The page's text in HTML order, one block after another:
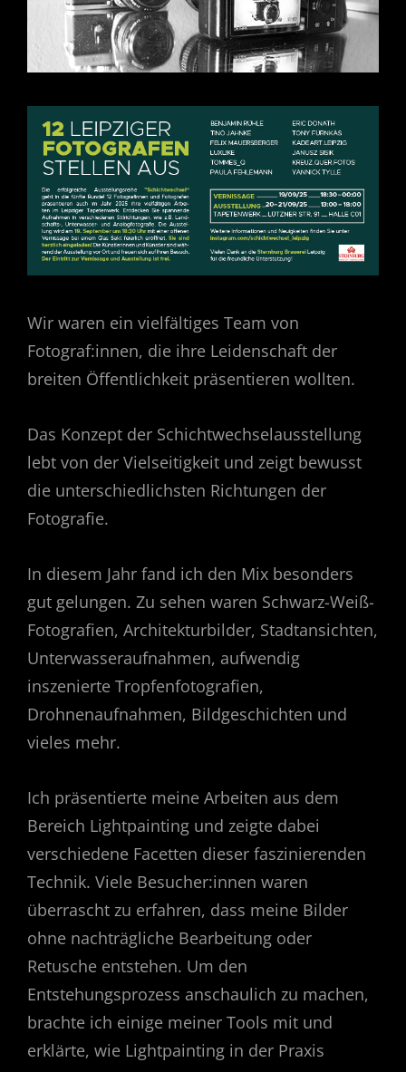
Wir waren ein vielfältiges Team von
Fotograf:innen, die ihre Leidenschaft der
breiten Öffentlichkeit präsentieren wollten.
Das Konzept der Schichtwechselausstellung
lebt von der Vielseitigkeit und zeigt bewusst
die unterschiedlichsten Richtungen der
Fotografie.
In diesem Jahr fand ich den Mix besonders
gut gelungen. Zu sehen waren Schwarz-Weiß-
Fotografien, Architekturbilder, Stadtansichten,
Unterwasseraufnahmen, aufwendig
inszenierte Tropfenfotografien,
Drohnenaufnahmen, Bildgeschichten und
vieles mehr.
Ich präsentierte meine Arbeiten aus dem
Bereich Lightpainting und zeigte dabei
verschiedene Facetten dieser faszinierenden
Technik. Viele Besucher:innen waren
überrascht zu erfahren, dass meine Bilder
ohne nachträgliche Bearbeitung oder
Retusche entstehen. Um den
Entstehungsprozess anschaulich zu machen,
brachte ich einige meiner Tools mit und
erklärte, wie Lightpainting in der Praxis